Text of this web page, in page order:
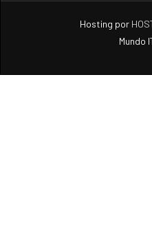
Hosting por
Mundo